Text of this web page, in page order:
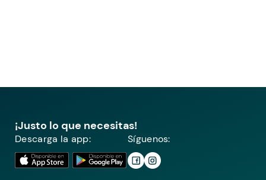
¡Justo lo que necesitas!
Descarga la app: Síguenos: